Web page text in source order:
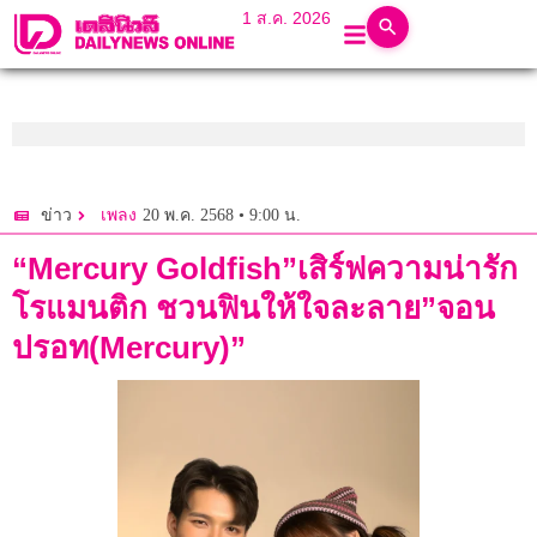
1 ส.ค. 2026
ข่าว เพลง 20 พ.ค. 2568 • 9:00 น.
“Mercury Goldfish”เสิร์ฟความน่ารัก
โรแมนติก ชวนฟินให้ใจละลาย”จอน
ปรอท(Mercury)”